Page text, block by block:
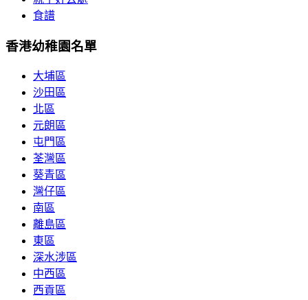
食譜
香港幼稚園名單
大埔區
沙田區
北區
元朗區
屯門區
荃灣區
葵青區
灣仔區
南區
離島區
東區
深水涉區
中西區
西貢區